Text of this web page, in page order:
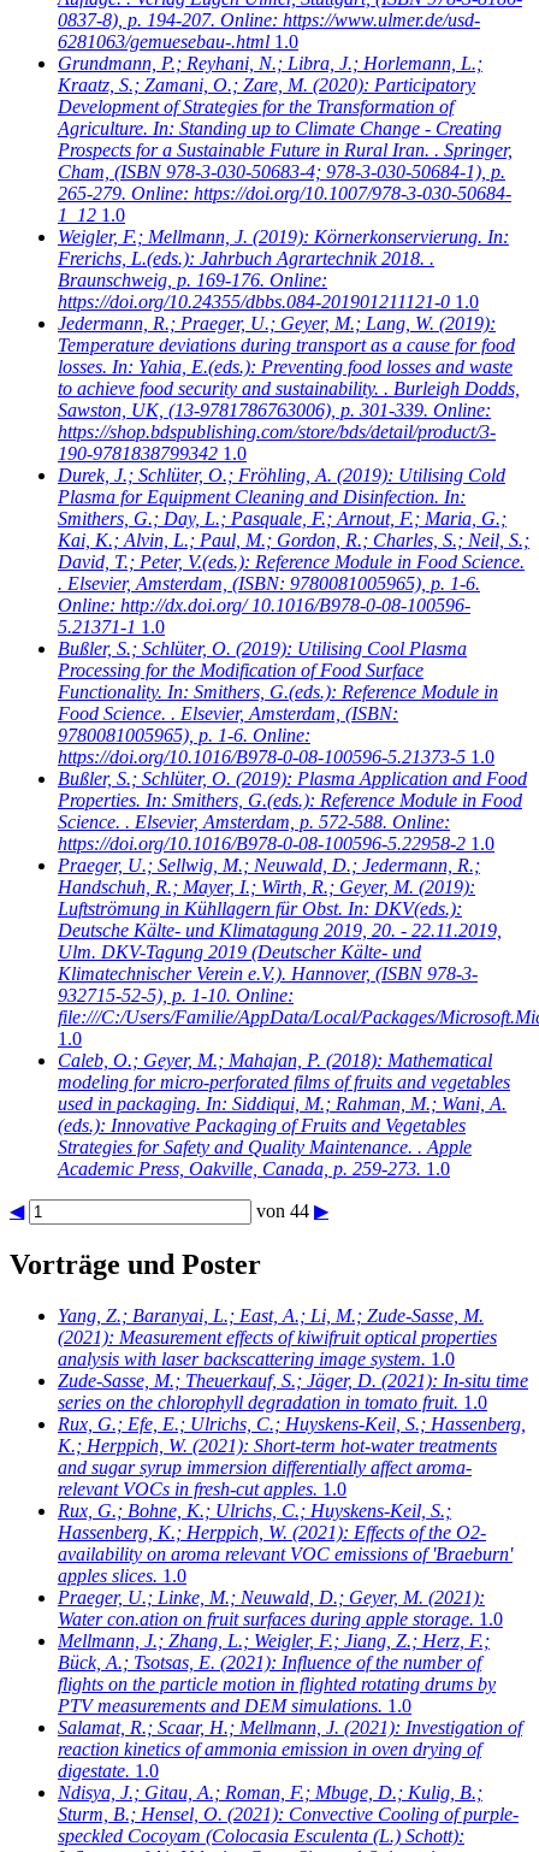
0837-8), p. 194-207. Online: https://www.ulmer.de/usd-
6281063/gemuesebau-.html 1.0
Grundmann, P.; Reyhani, N.; Libra, J.; Horlemann, L.;
Kraatz, S.; Zamani, O.; Zare, M. (2020): Participatory
Development of Strategies for the Transformation of
Agriculture. In: Standing up to Climate Change - Creating
Prospects for a Sustainable Future in Rural Iran. . Springer,
Cham, (ISBN 978-3-030-50683-4; 978-3-030-50684-1), p.
265-279. Online: https://doi.org/10.1007/978-3-030-50684-
1_12 1.0
Weigler, F.; Mellmann, J. (2019): Körnerkonservierung. In:
Frerichs, L.(eds.): Jahrbuch Agrartechnik 2018. .
Braunschweig, p. 169-176. Online:
https://doi.org/10.24355/dbbs.084-201901211121-0 1.0
Jedermann, R.; Praeger, U.; Geyer, M.; Lang, W. (2019):
Temperature deviations during transport as a cause for food
losses. In: Yahia, E.(eds.): Preventing food losses and waste
to achieve food security and sustainability. . Burleigh Dodds,
Sawston, UK, (13-9781786763006), p. 301-339. Online:
https://shop.bdspublishing.com/store/bds/detail/product/3-
190-9781838799342 1.0
Durek, J.; Schlüter, O.; Fröhling, A. (2019): Utilising Cold
Plasma for Equipment Cleaning and Disinfection. In:
Smithers, G.; Day, L.; Pasquale, F.; Arnout, F.; Maria, G.;
Kai, K.; Alvin, L.; Paul, M.; Gordon, R.; Charles, S.; Neil, S.;
David, T.; Peter, V.(eds.): Reference Module in Food Science.
. Elsevier, Amsterdam, (ISBN: 9780081005965), p. 1-6.
Online: http://dx.doi.org/ 10.1016/B978-0-08-100596-
5.21371-1 1.0
Bußler, S.; Schlüter, O. (2019): Utilising Cool Plasma
Processing for the Modification of Food Surface
Functionality. In: Smithers, G.(eds.): Reference Module in
Food Science. . Elsevier, Amsterdam, (ISBN:
9780081005965), p. 1-6. Online:
https://doi.org/10.1016/B978-0-08-100596-5.21373-5 1.0
Bußler, S.; Schlüter, O. (2019): Plasma Application and Food
Properties. In: Smithers, G.(eds.): Reference Module in Food
Science. . Elsevier, Amsterdam, p. 572-588. Online:
https://doi.org/10.1016/B978-0-08-100596-5.22958-2 1.0
Praeger, U.; Sellwig, M.; Neuwald, D.; Jedermann, R.;
Handschuh, R.; Mayer, I.; Wirth, R.; Geyer, M. (2019):
Luftströmung in Kühllagern für Obst. In: DKV(eds.):
Deutsche Kälte- und Klimatagung 2019, 20. - 22.11.2019,
Ulm. DKV-Tagung 2019 (Deutscher Kälte- und
Klimatechnischer Verein e.V.). Hannover, (ISBN 978-3-
932715-52-5), p. 1-10. Online:
file:///C:/Users/Familie/AppData/Local/Packages/
1.0
Caleb, O.; Geyer, M.; Mahajan, P. (2018): Mathematical
modeling for micro-perforated films of fruits and vegetables
used in packaging. In: Siddiqui, M.; Rahman, M.; Wani, A.
(eds.): Innovative Packaging of Fruits and Vegetables
Strategies for Safety and Quality Maintenance. . Apple
Academic Press, Oakville, Canada, p. 259-273. 1.0
◀ von 44 ▶
Vorträge und Poster
Yang, Z.; Baranyai, L.; East, A.; Li, M.; Zude-Sasse, M.
(2021): Measurement effects of kiwifruit optical properties
analysis with laser backscattering image system. 1.0
Zude-Sasse, M.; Theuerkauf, S.; Jäger, D. (2021): In-situ time
series on the chlorophyll degradation in tomato fruit. 1.0
Rux, G.; Efe, E.; Ulrichs, C.; Huyskens-Keil, S.; Hassenberg,
K.; Herppich, W. (2021): Short-term hot-water treatments
and sugar syrup immersion differentially affect aroma-
relevant VOCs in fresh-cut apples. 1.0
Rux, G.; Bohne, K.; Ulrichs, C.; Huyskens-Keil, S.;
Hassenberg, K.; Herppich, W. (2021): Effects of the O2-
availability on aroma relevant VOC emissions of 'Braeburn'
apples slices. 1.0
Praeger, U.; Linke, M.; Neuwald, D.; Geyer, M. (2021):
Water con.ation on fruit surfaces during apple storage. 1.0
Mellmann, J.; Zhang, L.; Weigler, F.; Jiang, Z.; Herz, F.;
Bück, A.; Tsotsas, E. (2021): Influence of the number of
flights on the particle motion in flighted rotating drums by
PTV measurements and DEM simulations. 1.0
Salamat, R.; Scaar, H.; Mellmann, J. (2021): Investigation of
reaction kinetics of ammonia emission in oven drying of
digestate. 1.0
Ndisya, J.; Gitau, A.; Roman, F.; Mbuge, D.; Kulig, B.;
Sturm, B.; Hensel, O. (2021): Convective Cooling of purple-
speckled Cocoyam (Colocasia Esculenta (L.) Schott):